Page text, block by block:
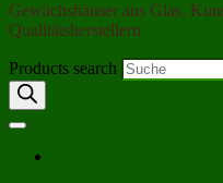
Gewächshäuser aus Glas,
Qualitätsherstellern
Products search